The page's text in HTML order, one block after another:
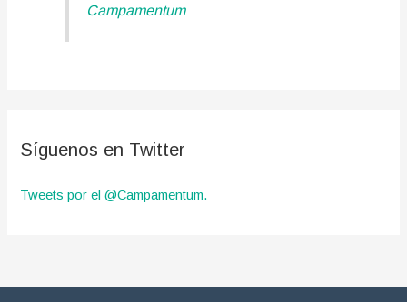
Campamentum
Síguenos en Twitter
Tweets por el @Campamentum.